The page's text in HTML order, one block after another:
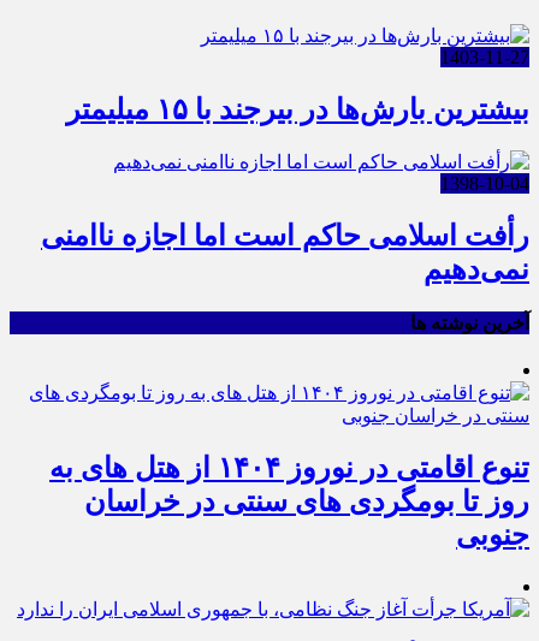
1403-11-27
بیشترین بارش‌ها در بیرجند با ۱۵ میلیمتر
1398-10-04
رأفت اسلامی حاکم است اما اجازه ناامنی
نمی‌دهیم
آخرین نوشته ها
تنوع اقامتی در نوروز ۱۴۰۴ از هتل های به
روز تا بومگردی های سنتی در خراسان
جنوبی